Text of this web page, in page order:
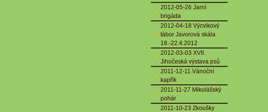
2012-05-26 Jarní
brigáda
2012-04-18 Výcvikový
tábor Javorová skála
18.-22.4.2012
2012-03-03 XVII.
Jihočeská výstava psů
2011-12-11 Vánoční
kapřík
2011-11-27 Mikulášský
pohár
2011-10-23 Zkoušky